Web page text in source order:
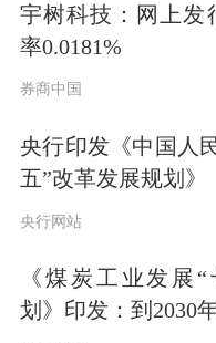
表达成为机构树
券商策略观点
投资者建立理
者来说，“清一
成“羊群效应”
多元观点提供
以结合自身风
宇树科技：网上发
率0.0181%
券商中国
央行印发《中国人
五”改革发展规划》
央行网站
《煤炭工业发展
划》印发：到2030